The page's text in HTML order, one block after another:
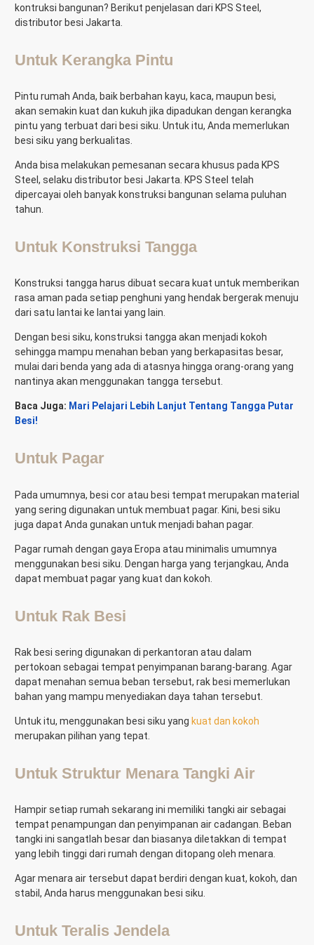
kontruksi bangunan? Berikut penjelasan dari KPS Steel,
distributor besi Jakarta.
Untuk Kerangka Pintu
Pintu rumah Anda, baik berbahan kayu, kaca, maupun besi,
akan semakin kuat dan kukuh jika dipadukan dengan kerangka
pintu yang terbuat dari besi siku. Untuk itu, Anda memerlukan
besi siku yang berkualitas.
Anda bisa melakukan pemesanan secara khusus pada KPS
Steel, selaku distributor besi Jakarta. KPS Steel telah
dipercayai oleh banyak konstruksi bangunan selama puluhan
tahun.
Untuk Konstruksi Tangga
Konstruksi tangga harus dibuat secara kuat untuk memberikan
rasa aman pada setiap penghuni yang hendak bergerak menuju
dari satu lantai ke lantai yang lain.
Dengan besi siku, konstruksi tangga akan menjadi kokoh
sehingga mampu menahan beban yang berkapasitas besar,
mulai dari benda yang ada di atasnya hingga orang-orang yang
nantinya akan menggunakan tangga tersebut.
Baca Juga: Mari Pelajari Lebih Lanjut Tentang Tangga Putar
Besi!
Untuk Pagar
Pada umumnya, besi cor atau besi tempat merupakan material
yang sering digunakan untuk membuat pagar. Kini, besi siku
juga dapat Anda gunakan untuk menjadi bahan pagar.
Pagar rumah dengan gaya Eropa atau minimalis umumnya
menggunakan besi siku. Dengan harga yang terjangkau, Anda
dapat membuat pagar yang kuat dan kokoh.
Untuk Rak Besi
Rak besi sering digunakan di perkantoran atau dalam
pertokoan sebagai tempat penyimpanan barang-barang. Agar
dapat menahan semua beban tersebut, rak besi memerlukan
bahan yang mampu menyediakan daya tahan tersebut.
Untuk itu, menggunakan besi siku yang kuat dan kokoh
merupakan pilihan yang tepat.
Untuk Struktur Menara Tangki Air
Hampir setiap rumah sekarang ini memiliki tangki air sebagai
tempat penampungan dan penyimpanan air cadangan. Beban
tangki ini sangatlah besar dan biasanya diletakkan di tempat
yang lebih tinggi dari rumah dengan ditopang oleh menara.
Agar menara air tersebut dapat berdiri dengan kuat, kokoh, dan
stabil, Anda harus menggunakan besi siku.
Untuk Teralis Jendela